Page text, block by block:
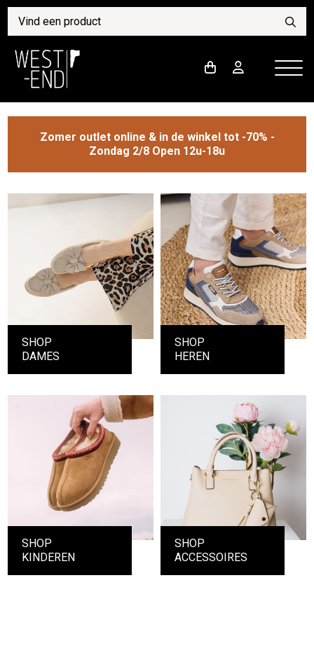
Zomer outlet online & in de winkel tot -70% -
Zondag 2/8 Open 12u-18u
SHOP
DAMES
SHOP
HEREN
SHOP
KINDEREN
SHOP
ACCESSOIRES